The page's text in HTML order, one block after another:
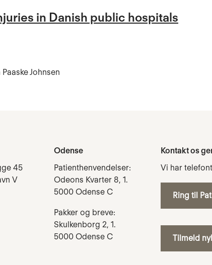
in Danish public hospitals
Johnsen
45
V
Odense
Patienthenvendelser:
Odeons Kvarter 8, 1.
5000 Odense C
Pakker og breve:
Skulkenborg 2, 1.
5000 Odense C
Kontakt os
Vi har
Ring til
Tilmeld